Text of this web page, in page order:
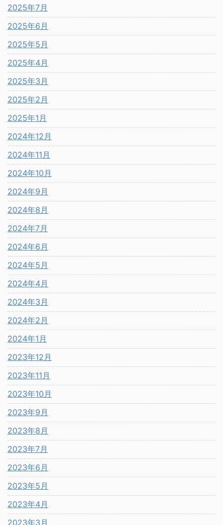
2025年7月
2025年6月
2025年5月
2025年4月
2025年3月
2025年2月
2025年1月
2024年12月
2024年11月
2024年10月
2024年9月
2024年8月
2024年7月
2024年6月
2024年5月
2024年4月
2024年3月
2024年2月
2024年1月
2023年12月
2023年11月
2023年10月
2023年9月
2023年8月
2023年7月
2023年6月
2023年5月
2023年4月
2023年3月